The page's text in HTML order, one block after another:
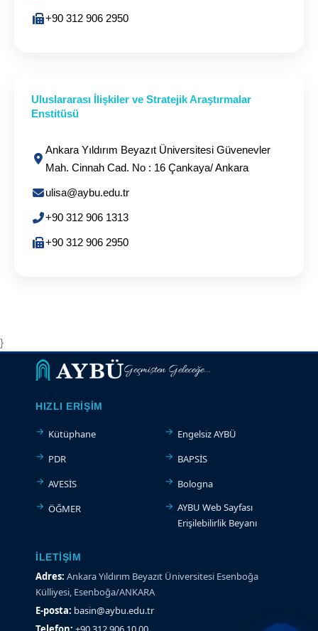
+90 312 906 2950
Uluslararası İlişkiler ve Stratejik Araştırmalar
Enstitüsü
Ankara Yıldırım Beyazıt Üniversitesi Güvenevler
Mah. Cinnah Cad. No : 16 Çankaya/ Ankara
ulisa@aybu.edu.tr
+90 312 906 1313
+90 312 906 2950
}
Geçmişten Geleceğe...
HIZLI ERIŞIM
Kütüphane
PDR
AVESİS
ÖĞMER
Engelsiz AYBÜ
BAPSİS
Bologna
AYBU Web Sayfası
Erişilebilirlik Beyanı
İLETIŞIM
Adres: Ankara Yıldırım Beyazıt Üniversitesi Esenboğa
Külliyesi, Esenboğa/ANKARA
E-posta: basin@aybu.edu.tr